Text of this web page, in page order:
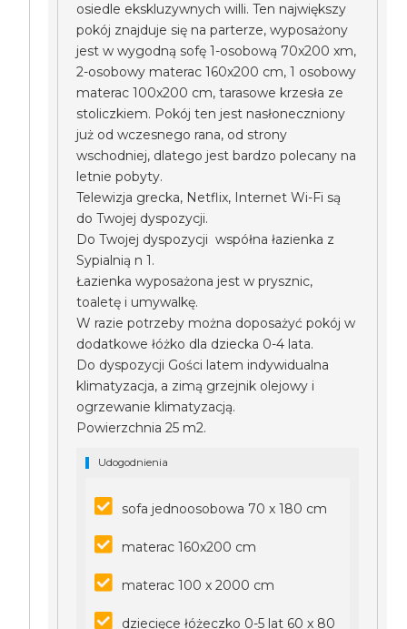
osiedle ekskluzywnych willi. Ten największy
pokój znajduje się na parterze, wyposażony
jest w wygodną sofę 1-osobową 70x200 xm,
2-osobowy materac 160x200 cm, 1 osobowy
materac 100x200 cm, tarasowe krzesła ze
stoliczkiem. Pokój ten jest nasłoneczniony
już od wczesnego rana, od strony
wschodniej, dlatego jest bardzo polecany na
letnie pobyty.
Telewizja grecka, Netflix, Internet Wi-Fi są
do Twojej dyspozycji.
Do Twojej dyspozycji współna łazienka z
Sypialnią n 1.
Łazienka wyposażona jest w prysznic,
toaletę i umywalkę.
W razie potrzeby można doposażyć pokój w
dodatkowe łóżko dla dziecka 0-4 lata.
Do dyspozycji Gości latem indywidualna
klimatyzacja, a zimą grzejnik olejowy i
ogrzewanie klimatyzacją.
Powierzchnia 25 m2.
Udogodnienia
sofa jednoosobowa 70 x 180 cm
materac 160x200 cm
materac 100 x 2000 cm
dziecięce łóżeczko 0-5 lat 60 x 80